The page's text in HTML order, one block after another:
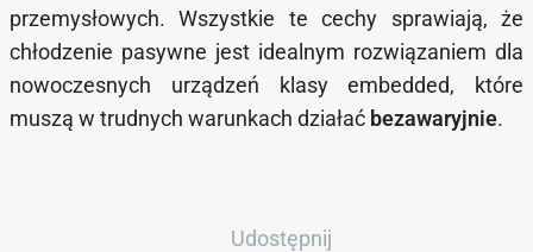
przemysłowych. Wszystkie te cechy sprawiają, że
chłodzenie pasywne jest idealnym rozwiązaniem dla
nowoczesnych urządzeń klasy embedded, które
muszą w trudnych warunkach działać bezawaryjnie.
Udostępnij